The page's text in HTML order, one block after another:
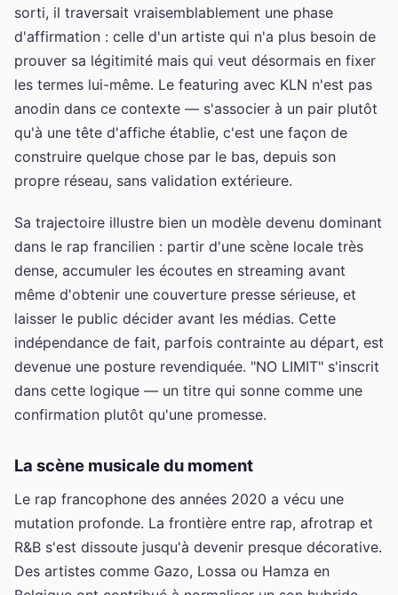
sorti, il traversait vraisemblablement une phase
d'affirmation : celle d'un artiste qui n'a plus besoin de
prouver sa légitimité mais qui veut désormais en fixer
les termes lui-même. Le featuring avec KLN n'est pas
anodin dans ce contexte — s'associer à un pair plutôt
qu'à une tête d'affiche établie, c'est une façon de
construire quelque chose par le bas, depuis son
propre réseau, sans validation extérieure.
Sa trajectoire illustre bien un modèle devenu dominant
dans le rap francilien : partir d'une scène locale très
dense, accumuler les écoutes en streaming avant
même d'obtenir une couverture presse sérieuse, et
laisser le public décider avant les médias. Cette
indépendance de fait, parfois contrainte au départ, est
devenue une posture revendiquée. "NO LIMIT" s'inscrit
dans cette logique — un titre qui sonne comme une
confirmation plutôt qu'une promesse.
La scène musicale du moment
Le rap francophone des années 2020 a vécu une
mutation profonde. La frontière entre rap, afrotrap et
R&B s'est dissoute jusqu'à devenir presque décorative.
Des artistes comme Gazo, Lossa ou Hamza en